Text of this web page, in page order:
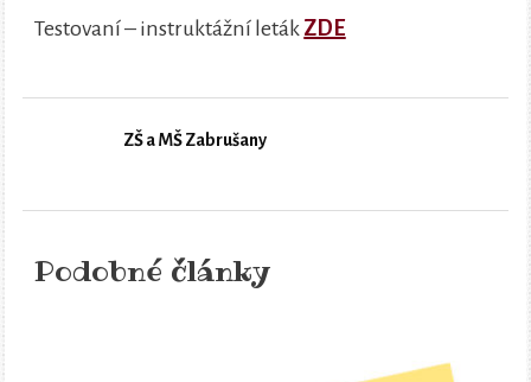
Testovaní – instruktážní leták ZDE
ZŠ a MŠ Zabrušany
Podobné články